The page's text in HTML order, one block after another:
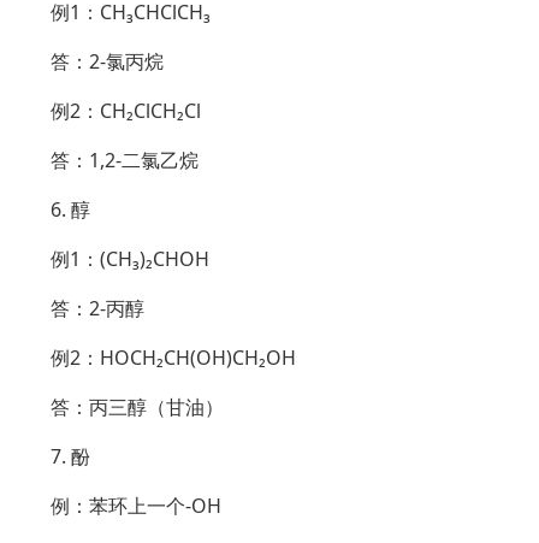
例1：CH₃CHClCH₃
答：2-氯丙烷
例2：CH₂ClCH₂Cl
答：1,2-二氯乙烷
6. 醇
例1：(CH₃)₂CHOH
答：2-丙醇
例2：HOCH₂CH(OH)CH₂OH
答：丙三醇（甘油）
7. 酚
例：苯环上一个-OH